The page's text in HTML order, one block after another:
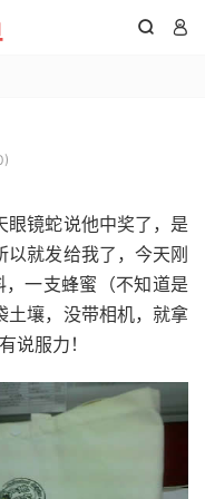
 
)
眼镜蛇说他中奖了，是
就发给我了，今天刚
一支蜂蜜（不知道是
土壤，没带相机，就拿
说服力！